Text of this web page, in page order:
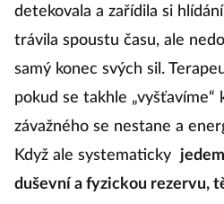
detekovala a zařídila si
trávila spoustu času, ale
samý konec svých sil.
pokud se takhle „vyšťavíme“
závažného se nestane a
Když ale systematicky
duševní a fyzickou rezervu,